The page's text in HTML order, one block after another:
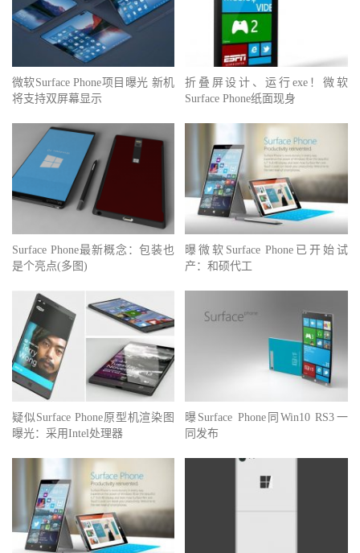
微软Surface Phone项目曝光 新机
将支持双屏幕显示
折叠屏设计、运行exe！微软
Surface Phone纸面现身
Surface Phone最新概念：包装也
是个亮点(多图)
曝微软Surface Phone已开始试
产：和硕代工
疑似Surface Phone原型机渲染图
曝光：采用Intel处理器
曝Surface Phone同Win10 RS3一
同发布